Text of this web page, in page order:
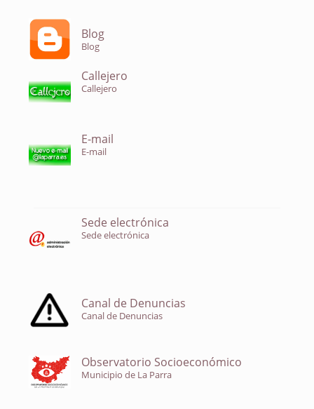
Blog
Blog
Callejero
Callejero
E-mail
E-mail
Sede electrónica
Sede electrónica
Canal de Denuncias
Canal de Denuncias
Observatorio Socioeconómico
Municipio de La Parra